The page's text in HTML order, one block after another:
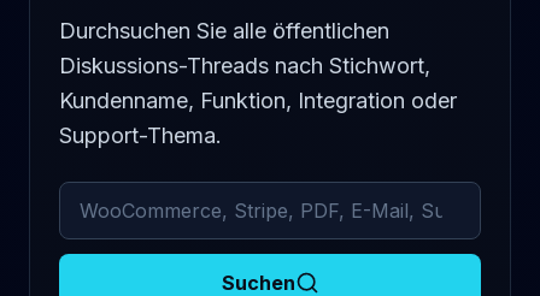
Durchsuchen Sie alle öffentlichen
Diskussions-Threads nach Stichwort,
Kundenname, Funktion, Integration oder
Support-Thema.
Archivierte Kommentare durchsuchen
Suchen